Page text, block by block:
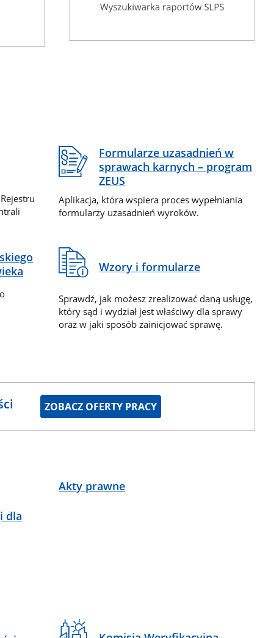
Formularze uzasadnień w
sprawach karnych – program
ZEUS
Aplikacja, która wspiera proces wypełniania
formularzy uzasadnień wyroków.
Wzory i formularze
Sprawdź, jak możesz zrealizować daną usługę,
który sąd i wydział jest właściwy dla sprawy
oraz w jaki sposób zainicjować sprawę.
ZOBACZ OFERTY PRACY
Akty prawne
dla